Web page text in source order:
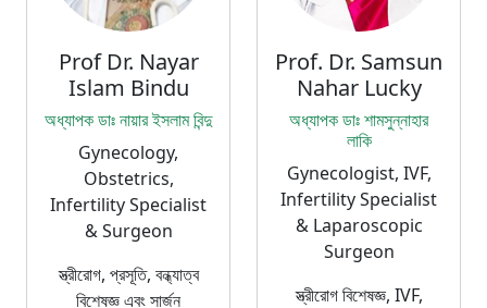
Prof Dr. Nayar
Islam Bindu
অধ্যাপক ডাঃ নায়ার ইসলাম বিন্দু
Gynecology,
Obstetrics,
Infertility Specialist
& Surgeon
স্ত্রীরোগ, প্রসূতি, বন্ধ্যাত্ব
বিশেষজ্ঞ এবং সার্জন
Prof. Dr. Samsun
Nahar Lucky
অধ্যাপক ডাঃ শামসুন্নাহার
লাকি
Gynecologist, IVF,
Infertility Specialist
& Laparoscopic
Surgeon
স্ত্রীরোগ বিশেষজ্ঞ, IVF,